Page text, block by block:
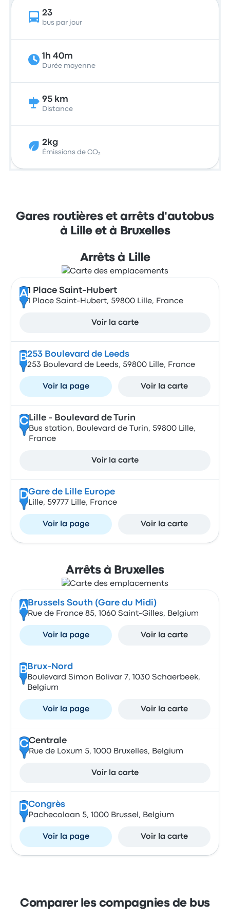
23
bus par jour
1h 40m
Durée moyenne
95 km
Distance
2kg
Émissions de CO₂
Gares routières et arrêts d'autobus
à Lille et à Bruxelles
Arrêts à Lille
A1 Place Saint-Hubert
1 Place Saint-Hubert, 59800 Lille, France
Voir la carte
B253 Boulevard de Leeds
253 Boulevard de Leeds, 59800 Lille, France
Voir la page Voir la carte
CLille - Boulevard de Turin
Bus station, Boulevard de Turin, 59800 Lille,
France
Voir la carte
DGare de Lille Europe
Lille, 59777 Lille, France
Voir la page Voir la carte
Arrêts à Bruxelles
A Brussels South (Gare du Midi)
Rue de France 85, 1060 Saint-Gilles, Belgium
Voir la page Voir la carte
B Brux-Nord
Boulevard Simon Bolivar 7, 1030 Schaerbeek,
Belgium
Voir la page Voir la carte
CCentrale
Rue de Loxum 5, 1000 Bruxelles, Belgium
Voir la carte
DCongrès
Pachecolaan 5, 1000 Brussel, Belgium
Voir la page Voir la carte
Comparer les compagnies de bus